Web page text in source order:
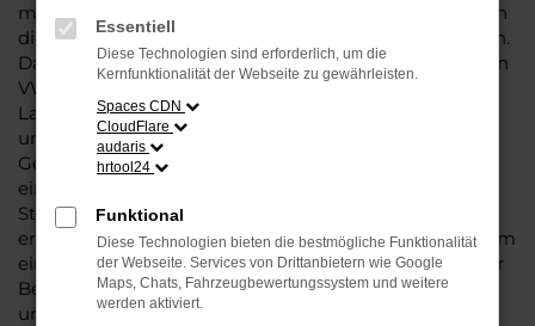
mobil bleiben. Unser Vorschlag ist ein VW Arteon, denn
dieses Fahrzeug vereint eine ganze Reihe an Vorzügen.
Da ist zunächst einmal die Tradition des Herstellers. Ein
VW Arteon für Kassel ist perfekt verarbeitet und auf
Langlebigkeit ausgelegt. Auf diese Weise können Sie
unbedenklich sowohl einen Neuwagen als auch einen
Gebrauchten, sowohl eine Tageszulassung als auch
einen Jahreswagen erwerben. Wenn Sie sich für
Steinböhmer entscheiden, erhalten Sie einen
erheblichen Nachlass bzw. Rabatt und genießen zudem
einen außergewöhnlichen Service. Das beginnt bei der
Beratung und setzt sich mit vielen Dienstleistungen
unserer Meisterwerkstatt fort.
Essentiell
Diese Technologien sind erforderlich, um die
Kernfunktionalität der Webseite zu gewährleisten.
Spaces CDN
CloudFlare
audaris
hrtool24
Funktional
Diese Technologien bieten die bestmögliche Funktionalität
der Webseite. Services von Drittanbietern wie Google
Maps, Chats, Fahrzeugbewertungssystem und weitere
werden aktiviert.